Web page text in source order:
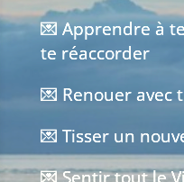
💌 Apprendre à
te réaccorder
💌 Renouer avec
💌 Tisser un